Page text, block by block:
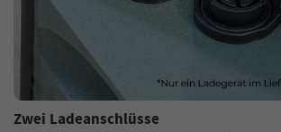
Zwei Ladeanschlüsse